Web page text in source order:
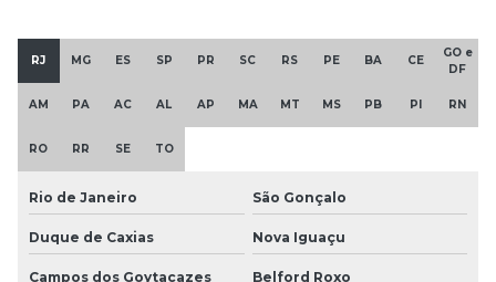
RJ MG ES SP PR SC RS PE BA CE
GO e
DF
AM PA AC AL AP MA MT MS PB PI RN
RO RR SE TO
Rio de Janeiro São Gonçalo
Duque de Caxias Nova Iguaçu
Campos dos Goytacazes Belford Roxo